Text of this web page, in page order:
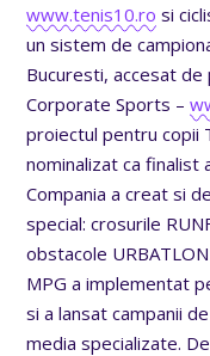
www.tenis10.ro si
un sistem de
Bucuresti, accesat de
Corporate Sports –
proiectul pentru copii
nominalizat ca finalist
Compania a creat si
special: crosurile
obstacole
MPG a implementat
si a lansat campanii
media specializate.